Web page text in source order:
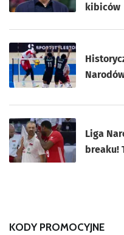
kibiców
Liga
breaku!
KODY PROMOCYJNE